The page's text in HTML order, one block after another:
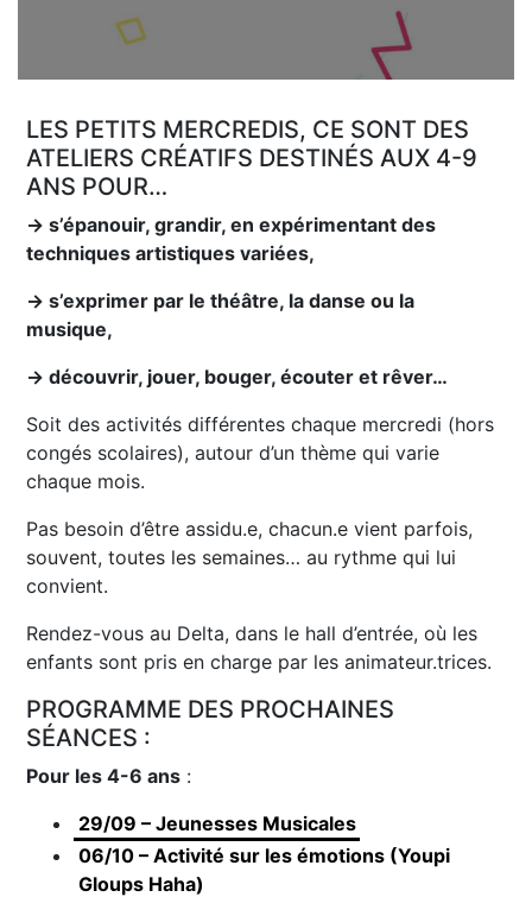
LES PETITS MERCREDIS, CE SONT DES
ATELIERS CRÉATIFS DESTINÉS AUX 4-9
ANS POUR…
→ s’épanouir, grandir, en expérimentant des
techniques artistiques variées,
→ s’exprimer par le théâtre, la danse ou la
musique,
→ découvrir, jouer, bouger, écouter et rêver…
Soit des activités différentes chaque mercredi (hors
congés scolaires), autour d’un thème qui varie
chaque mois.
Pas besoin d’être assidu.e, chacun.e vient parfois,
souvent, toutes les semaines… au rythme qui lui
convient.
Rendez-vous au Delta, dans le hall d’entrée, où les
enfants sont pris en charge par les animateur.trices.
PROGRAMME DES PROCHAINES
SÉANCES :
Pour les 4-6 ans :
29/09 – Jeunesses Musicales
06/10 – Activité sur les émotions (Youpi
Gloups Haha)